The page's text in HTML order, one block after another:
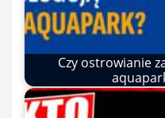
Czy ostrowianie